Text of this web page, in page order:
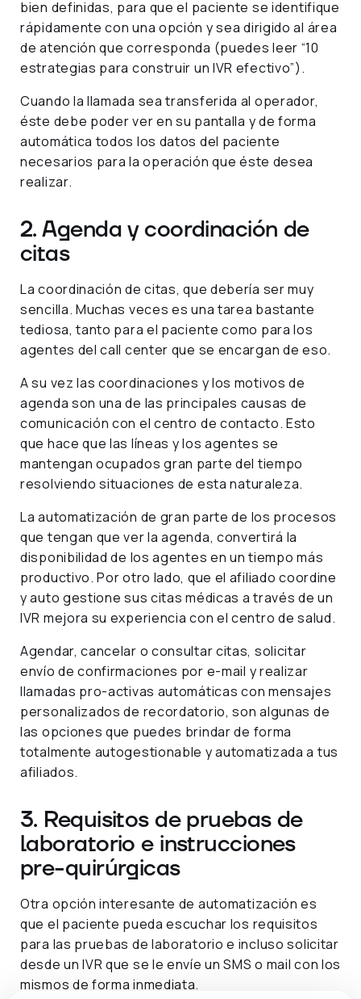
bien definidas, para que el paciente se identifique
rápidamente con una opción y sea dirigido al área
de atención que corresponda (puedes leer “10
estrategias para construir un IVR efectivo”).
Cuando la llamada sea transferida al operador,
éste debe poder ver en su pantalla y de forma
automática todos los datos del paciente
necesarios para la operación que éste desea
realizar.
2. Agenda y coordinación de
citas
La coordinación de citas, que debería ser muy
sencilla. Muchas veces es una tarea bastante
tediosa, tanto para el paciente como para los
agentes del call center que se encargan de eso.
A su vez las coordinaciones y los motivos de
agenda son una de las principales causas de
comunicación con el centro de contacto. Esto
que hace que las líneas y los agentes se
mantengan ocupados gran parte del tiempo
resolviendo situaciones de esta naturaleza.
La automatización de gran parte de los procesos
que tengan que ver la agenda, convertirá la
disponibilidad de los agentes en un tiempo más
productivo. Por otro lado, que el afiliado coordine
y auto gestione sus citas médicas a través de un
IVR mejora su experiencia con el centro de salud.
Agendar, cancelar o consultar citas, solicitar
envío de confirmaciones por e-mail y realizar
llamadas pro-activas automáticas con mensajes
personalizados de recordatorio, son algunas de
las opciones que puedes brindar de forma
totalmente autogestionable y automatizada a tus
afiliados.
3. Requisitos de pruebas de
laboratorio e instrucciones
pre-quirúrgicas
Otra opción interesante de automatización es
que el paciente pueda escuchar los requisitos
para las pruebas de laboratorio e incluso solicitar
desde un IVR que se le envíe un SMS o mail con los
mismos de forma inmediata.